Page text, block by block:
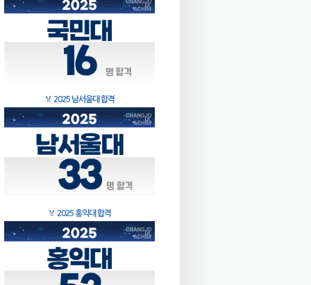
🏅 2025 남서울대 합격
🏅 2025 홍익대 합격